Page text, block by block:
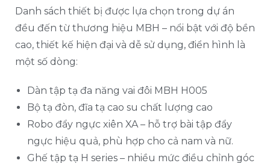
Danh sách thiết bị được lựa chọn trong dự án
đều đến từ thương hiệu MBH – nổi bật với độ bền
cao, thiết kế hiện đại và dễ sử dụng, điển hình là
một số dòng:
Dàn tập tạ đa năng vai đôi MBH H005
Bộ tạ đòn, đĩa tạ cao su chất lượng cao
Robo đẩy ngực xiên XA – hỗ trợ bài tập đẩy
ngực hiệu quả, phù hợp cho cả nam và nữ.
Ghế tập tạ H series – nhiều mức điều chỉnh góc